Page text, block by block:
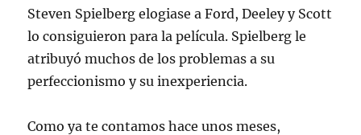
Steven Spielberg elogiase a Ford, Deeley y Scott
lo consiguieron para la película. Spielberg le
atribuyó muchos de los problemas a su
perfeccionismo y su inexperiencia.
Como ya te contamos hace unos meses,